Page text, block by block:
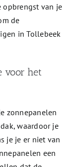
opbrengst van je
de
in Tollebeek
voor het
zonnepanelen
waardoor je
je je er niet van
een